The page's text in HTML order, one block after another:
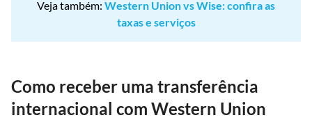
Veja também: Western Union vs Wise: confira as
taxas e serviços
Como receber uma transferência
internacional com Western Union